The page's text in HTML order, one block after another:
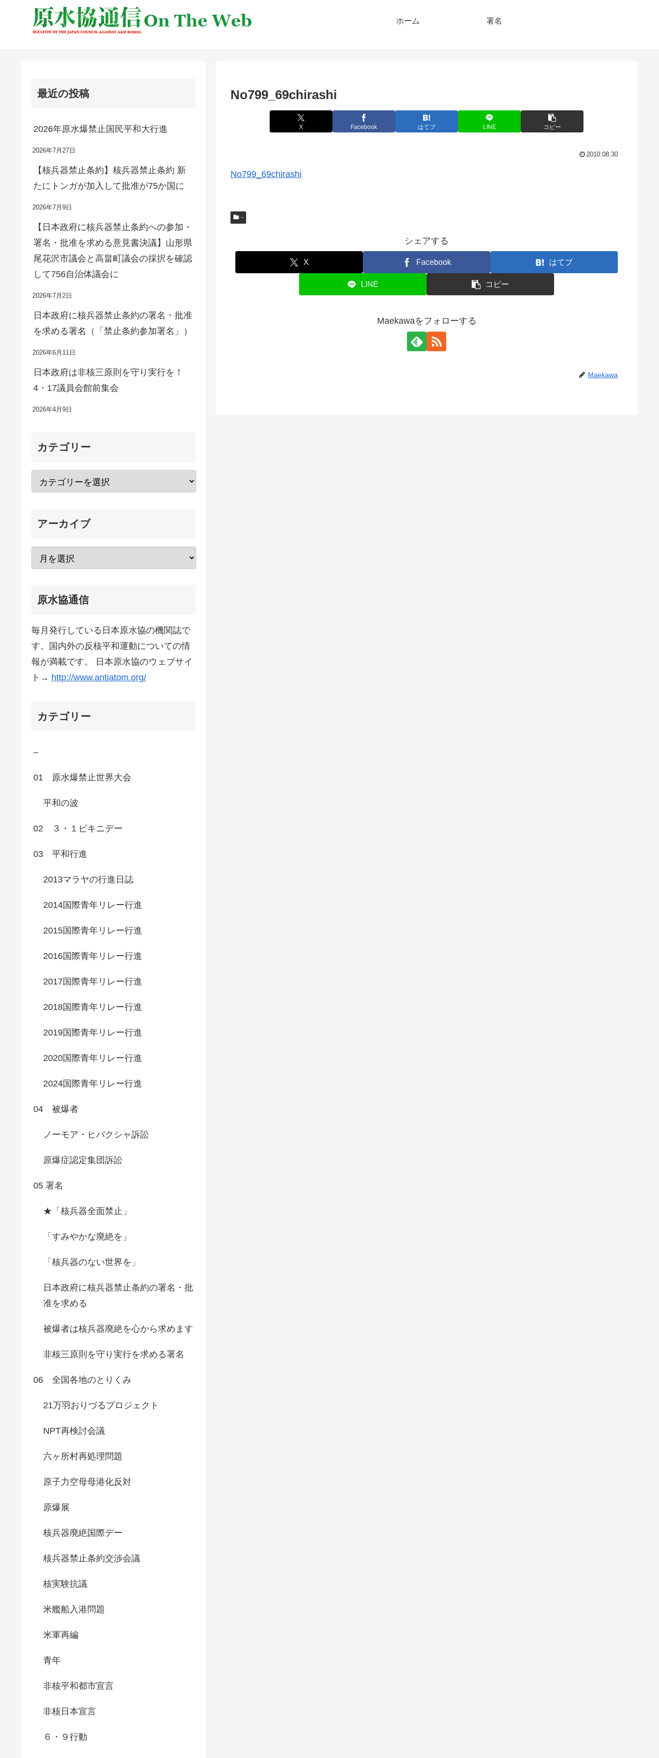
ホーム 署名
No799_69chirashi
X Facebook はてブ LINE コピー
2010.08.30
No799_69chirashi
-
シェアする
X Facebook はてブ
LINE コピー
Maekawaをフォローする
Maekawa
最近の投稿
2026年原水爆禁止国民平和大行進
2026年7月27日
【核兵器禁止条約】核兵器禁止条約 新
たにトンガが加入して批准が75か国に
2026年7月9日
【日本政府に核兵器禁止条約への参加・
署名・批准を求める意見書決議】山形県
尾花沢市議会と高畠町議会の採択を確認
して756自治体議会に
2026年7月2日
日本政府に核兵器禁止条約の署名・批准
を求める署名（「禁止条約参加署名」）
2026年6月11日
日本政府は非核三原則を守り実行を！
4・17議員会館前集会
2026年4月9日
カテゴリー
アーカイブ
原水協通信
毎月発行している日本原水協の機関誌で
す。国内外の反核平和運動についての情
報が満載です。 日本原水協のウェブサイ
ト→ http://www.antiatom.org/
カテゴリー
–
01 原水爆禁止世界大会
平和の波
02 ３・１ビキニデー
03 平和行進
2013マラヤの行進日誌
2014国際青年リレー行進
2015国際青年リレー行進
2016国際青年リレー行進
2017国際青年リレー行進
2018国際青年リレー行進
2019国際青年リレー行進
2020国際青年リレー行進
2024国際青年リレー行進
04 被爆者
ノーモア・ヒバクシャ訴訟
原爆症認定集団訴訟
05 署名
★「核兵器全面禁止」
「すみやかな廃絶を」
「核兵器のない世界を」
日本政府に核兵器禁止条約の署名・批
准を求める
被爆者は核兵器廃絶を心から求めます
非核三原則を守り実行を求める署名
06 全国各地のとりくみ
21万羽おりづるプロジェクト
NPT再検討会議
六ヶ所村再処理問題
原子力空母母港化反対
原爆展
核兵器廃絶国際デー
核兵器禁止条約交渉会議
核実験抗議
米艦船入港問題
米軍再編
青年
非核平和都市宣言
非核日本宣言
６・９行動